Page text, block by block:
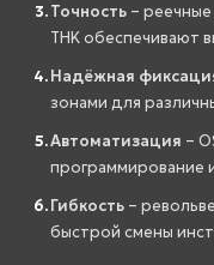
Точность –
THK обеспечивают
Надёжная
зонами для
Автоматизация –
программирование
Гибкость –
быстрой смены